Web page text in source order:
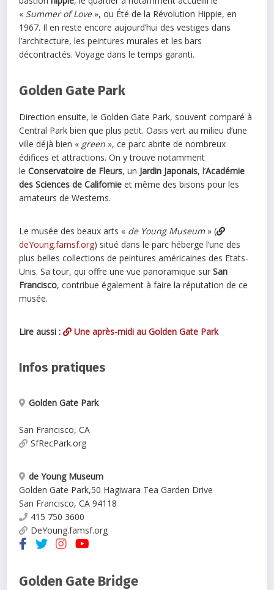
« Summer of Love», ou Été de la Révolution Hippie, en
1967. Il en reste encore aujourd’hui des vestiges dans
l’architecture, les peintures murales et les bars
décontractés. Voyage dans le temps garanti.
Golden Gate Park
Direction ensuite, le Golden Gate Park, souvent comparé à
Central Park bien que plus petit. Oasis vert au milieu d’une
ville déjà bien « green », ce parc abrite de nombreux
édifices et attractions. On y trouve notamment
leConservatoire de Fleurs, un Jardin Japonais, l’Académie
des Sciences de Californie et même des bisons pour les
amateurs de Westerns.
Le musée des beaux arts « de Young Museum» (
deYoung.famsf.org) situé dans le parc héberge l’une des
plus belles collections de peintures américaines des Etats-
Unis. Sa tour, qui offre une vue panoramique surSan
Francisco, contribue également à faire la réputation de ce
musée.
Lire aussi : Une après-midi au Golden Gate Park
Infos pratiques
Golden Gate Park
San Francisco, CA
SfRecPark.org
de Young Museum
Golden Gate Park,50 Hagiwara Tea Garden Drive
San Francisco, CA 94118
415 750 3600
DeYoung.famsf.org
Golden Gate Bridge